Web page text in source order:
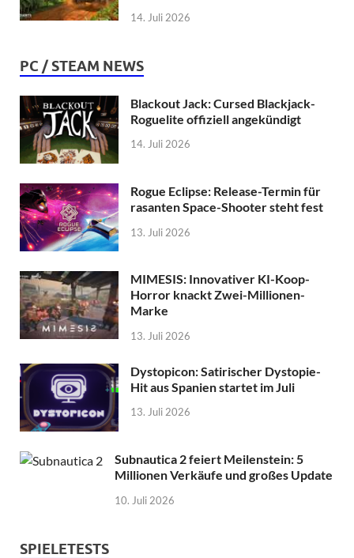
14. Juli 2026
PC / STEAM NEWS
Blackout Jack: Cursed Blackjack-
Roguelite offiziell angekündigt
14. Juli 2026
Rogue Eclipse: Release-Termin für
rasanten Space-Shooter steht fest
13. Juli 2026
MIMESIS: Innovativer KI-Koop-
Horror knackt Zwei-Millionen-
Marke
13. Juli 2026
Dystopicon: Satirischer Dystopie-
Hit aus Spanien startet im Juli
13. Juli 2026
Subnautica 2 feiert Meilenstein: 5
Millionen Verkäufe und großes Update
10. Juli 2026
SPIELETESTS